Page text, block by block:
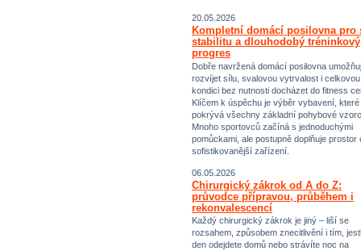
20.05.2026
Kompletní domácí posilovna pro
stabilitu a dlouhodobý tréninkový
progres
Dobře navržená domácí posilovna
rozvíjet sílu, svalovou vytrvalost i celkovou
kondici bez nutnosti docházet do fitness
Klíčem k úspěchu je výběr vybavení, které
pokrývá všechny základní pohybové
Mnoho sportovců začíná s jednoduchými
pomůckami, ale postupně doplňuje prostor
sofistikovanější zařízení.
06.05.2026
Chirurgický zákrok od A do Z:
průvodce přípravou, průběhem i
rekonvalescencí
Každý chirurgický zákrok je jiný – liší se
rozsahem, způsobem znecitlivění i tím,
den odejdete domů nebo strávíte noc na